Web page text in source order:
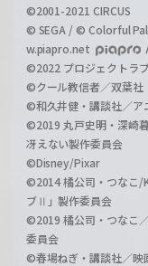
©2001-2021 CIRCUS
© SEGA / © Colorful
w.piapro.net
©2022 プロジェクトラ
©クール教信者／双葉社
©和久井健・講談社／ア
©2019 丸戸史明・深崎
冴えない製作委員会
©Disney/Pixar
©2014 橘公司・つなこ/
ブⅡ」製作委員会
©2019 橘公司・つなこ
委員会
©春場ねぎ・講談社／映